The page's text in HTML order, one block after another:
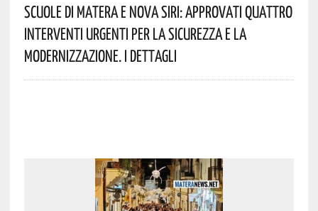
Scuole Di Matera E Nova Siri: Approvati Quattro
Interventi Urgenti Per La Sicurezza E La
Modernizzazione. I Dettagli